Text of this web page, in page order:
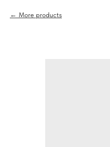
More products